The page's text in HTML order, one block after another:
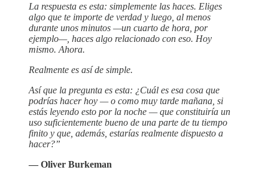
La respuesta es esta: simplemente las haces. Eliges
algo que te importe de verdad y luego, al menos
durante unos minutos —un cuarto de hora, por
ejemplo—, haces algo relacionado con eso. Hoy
mismo. Ahora.
Realmente es así de simple.
Así que la pregunta es esta: ¿Cuál es esa cosa que
podrías hacer hoy — o como muy tarde mañana, si
estás leyendo esto por la noche — que constituiría un
uso suficientemente bueno de una parte de tu tiempo
finito y que, además, estarías realmente dispuesto a
hacer?”
— Oliver Burkeman